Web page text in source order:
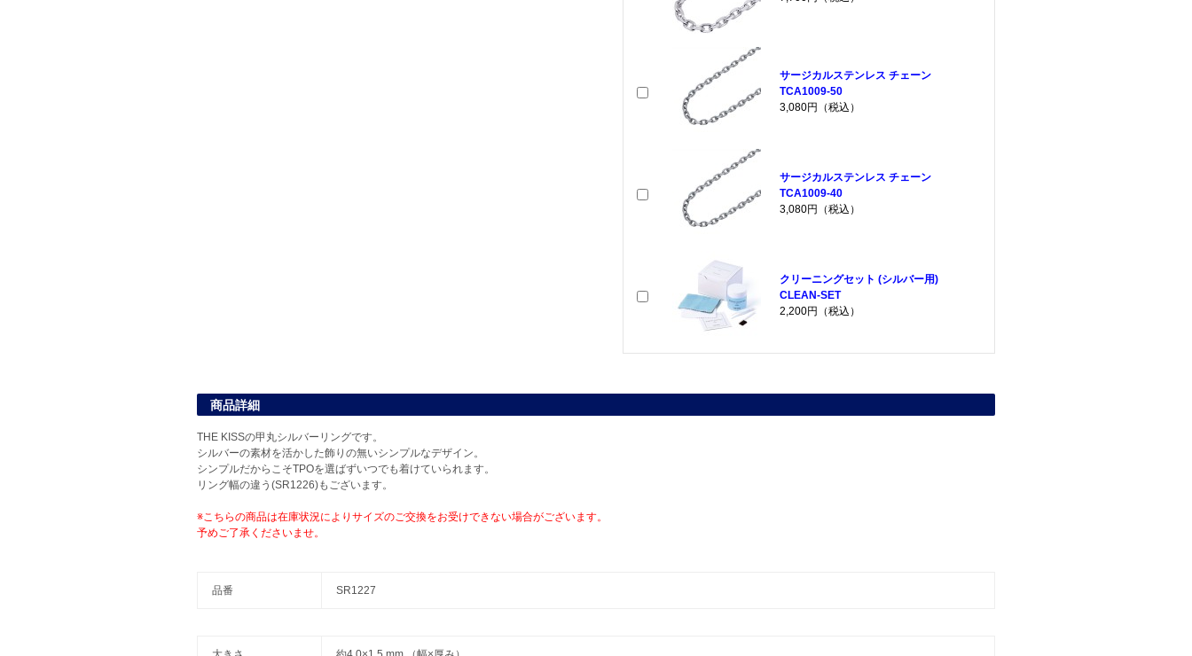
サージカルステンレス チェーン
TCA1009-50
3,080円（税込）
サージカルステンレス チェーン
TCA1009-40
3,080円（税込）
クリーニングセット (シルバー用)
CLEAN-SET
2,200円（税込）
商品詳細
THE KISSの甲丸シルバーリングです。
シルバーの素材を活かした飾りの無いシンプルなデザイン。
シンプルだからこそTPOを選ばずいつでも着けていられます。
リング幅の違う(SR1226)もございます。
※こちらの商品は在庫状況によりサイズのご交換をお受けできない場合がございます。
予めご了承くださいませ。
品番 SR1227